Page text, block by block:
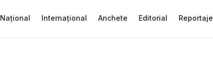
Național Internațional Anchete Editorial Reportaje